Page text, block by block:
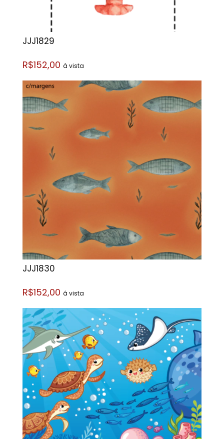
JJJ1829
R$152,00 á vista
JJJ1830
R$152,00 á vista